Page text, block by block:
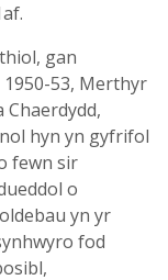
gan
53, Merthyr
Chaerdydd,
hyn yn gyfrifol
fewn sir
o
yn yr
fod